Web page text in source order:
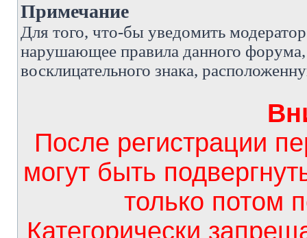
Примечание
Для того, что-бы уведомить
нарушающее правила данного форума,
восклицательного знака,
После регистрации
могут быть
только потом
Категорически